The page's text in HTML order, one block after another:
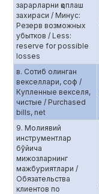
зарарларни қоплаш
захираси / Минус:
Резерв возможных
убытков / Less:
reserve for possible
losses
в. Сотиб олинган
векселлари, соф /
Купленные векселя,
чистые / Purchased
bills, net
9. Молиявий
инструментлар
бўйича
мижозларнинг
мажбуриятлари /
Обязательства
клиентов по